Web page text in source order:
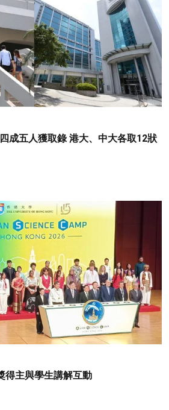
成五人獲取錄 港大、中大各取12狀
得主與學生講解互動